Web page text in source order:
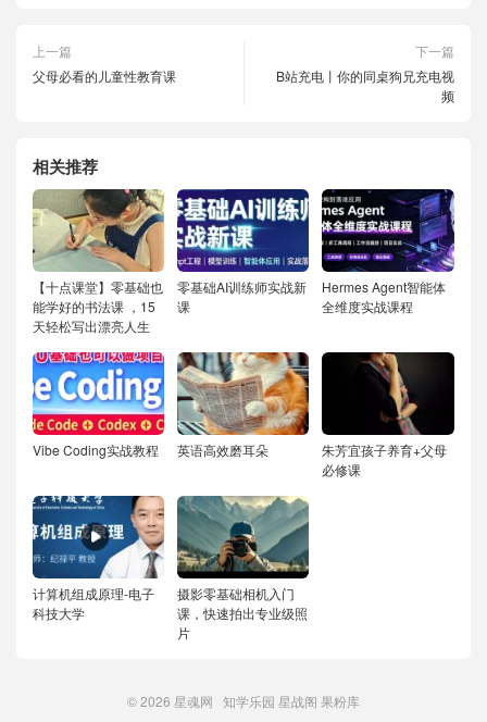
上一篇
父母必看的儿童性教育课
下一篇
B站充电丨你的同桌狗兄充电视
频
相关推荐
【十点课堂】零基础也
能学好的书法课 ，15
天轻松写出漂亮人生
零基础AI训练师实战新
课
Hermes Agent智能体
全维度实战课程
Vibe Coding实战教程 英语高效磨耳朵
朱芳宜孩子养育+父母
必修课
计算机组成原理-电子
科技大学
摄影零基础相机入门
课，快速拍出专业级照
片
© 2026 星魂网 知学乐园 星战阁 果粉库